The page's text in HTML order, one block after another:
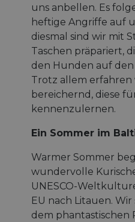
uns anbellen. Es
heftige Angriffe auf
diesmal sind wir mit
Taschen präpariert,
den Hunden auf
Trotz allem erfahren
bereichernd, diese
kennenzulernen.
Ein Sommer im
Warmer Sommer
wundervolle
UNESCO-
EU nach Litauen.
dem phantastischen